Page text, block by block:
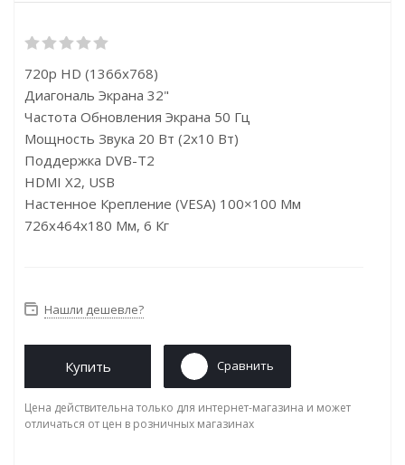
720p HD (1366x768)
Диагональ Экрана 32"
Частота Обновления Экрана 50 Гц
Мощность Звука 20 Вт (2х10 Вт)
Поддержка DVB-T2
HDMI X2, USB
Настенное Крепление (VESA) 100×100 Мм
726x464x180 Мм, 6 Кг
Нашли дешевле?
Купить Сравнить
Цена действительна только для интернет-магазина и может
отличаться от цен в розничных магазинах